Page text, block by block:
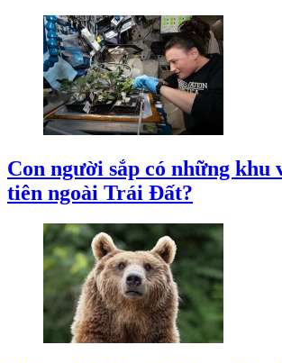
Con người sắp có những khu
tiên ngoài Trái Đất?